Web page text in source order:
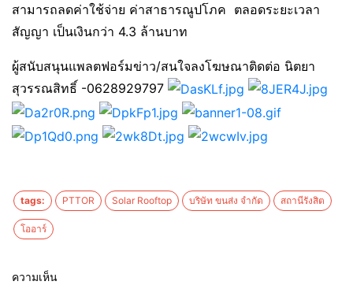
สามารถลดค่าใช้จ่าย ค่าสาธารณูปโภค ตลอดระยะเวลา
สัญญา เป็นเงินกว่า 4.3 ล้านบาท
ผู้สนับสนุนแพลตฟอร์มข่าว/สนใจลงโฆษณาติดต่อ นิตยา
สุวรรณสิทธิ์ -0628929797
tags: PTTOR Solar Rooftop บริษัท ขนส่ง จำกัด สถานีรังสิต
โออาร์
ความเห็น